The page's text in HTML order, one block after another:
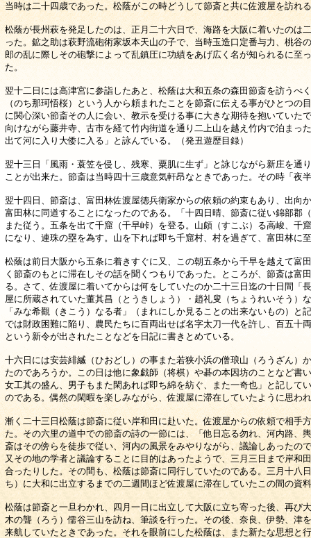
当時は二十四歳であった。松蔭がこの時どうして節斎と共に佐渡屋を訪れ
松蔭が長州萩を発足したのは、正月二十六日で、海路を大阪に着いたの
った。鉱之助は萩野流砲術家坂本天山の子で、当時玉造口定番与力、桃
郎の乱に際しその砲撃によって乱鎮圧に功績をあげ広く名が知られるに
た。
翌十二日には高津宮に参詣したあと、松蔭は大和五条の森田節斎を訪う
（のち那珂悟桜）という人から頼まれたことを節斎に伝える事がひとつ
に関心深い節斎その人に会い、教示を受ける事に大きな期待を抱いてい
向けながら藤井寺、古市を経て竹内街道を通り二上山を越え竹内で泊ま
出て河に入り大倭に入る」と詠んでいる。（発丑遊歴目録）
翌十三日「風雨・蓑笠を侵し、残寒、粟肌に生ず」と詠じながら新庄を
ことが出来た。節斎は当時四十三歳意気軒昂なときであった。その時「夜
翌十四日、節斎は、富田林佐渡屋徳兵衛家からの依頼の約束もあり、出
富田林に同道することになったのである。「十四日晴、節斎に従い錦部
また従う。五条を出て千窟（千早峠）を登る。山頗（すこぶ）る高峻、
になり、連珠の塁を為す。山を下れば即ち千窟村、村を過ぎて、富田林に
松蔭は前日大阪から五条に着きすぐに又、この朝五条から千早を越えて
く節斎のもとに滞在しその話を聞くつもりであった。ところが、節斎は
る。さて、佐渡屋に着いてからは何をしていたのか二十三日迄の十日間
屋に所蔵されていた董其昌（とうきしょう）・趙礼叟（ちょうれいそう
「みな希觀（きこう）なる者」（まれにしか見ることの出来ないもの）
では財政困難に陥り、農民たちに百両出せば名字太刀一代を許し、百五
という新令が出されたことなどを日記に書きとめている。
十六日には安芸緋縅（ひおどし）の事また若狭小浜の僧琅山（ろうざん
たのであろうか。この日は他に象戯師（将棋）や碁の本因坊のことなど書
女工其の盛ん、男子もまた閑あれば即ち綿を紡ぐ、また一奇也」と記し
のである。偶然の閑暇を楽しみながら、佐渡屋に滞在していたように思わ
漸く二十三日松蔭は節斎に従い岸和田に赴いた。佐渡屋からの依頼で相
た。その六里の道中での節斎の詩の一節には、「他日忘る勿れ、河内路
斎はその傍らを徒歩で従い、河内の風景をみやりながら、議論しあった
又その地の学者と議論することに目的はあったようで、三月三日まで岸
合ったりした。その間も、松蔭は節斎に同行していたのである。三月十八
ち）に大和に出立するまでの二週間ほど佐渡屋に滞在していたこの間の資
松蔭は節斎と一旦わかれ、四月一日に出立して大阪に立ち寄った後、再
木の聾（ろう）儒谷三山を訪ね、筆談を行った。その後、奈良、伊勢、
来航していたときであった。それを眼前にした松蔭は、また新たな思想と